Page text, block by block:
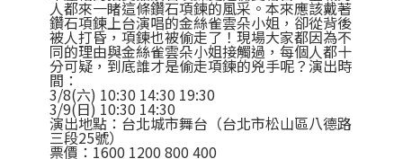
人都來一睹這條鑽石項鍊的風采。本來應該戴著
鑽石項鍊上台演唱的金絲雀雲朵小姐，卻從背後
被人打昏，項鍊也被偷走了！現場大家都因為不
同的理由與金絲雀雲朵小姐接觸過，每個人都十
分可疑，到底誰才是偷走項鍊的兇手呢？演出時
間：
3/8(六) 10:30 14:30 19:30
3/9(日) 10:30 14:30
演出地點：台北城市舞台（台北市松山區八德路
三段25號）
票價：1600 1200 800 400